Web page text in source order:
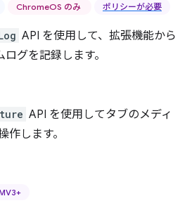
ChromeOS のみ ポリシーが必要
API を使用して、拡張機能から
グを記録します。
API を使用してタブのメディ
作します。